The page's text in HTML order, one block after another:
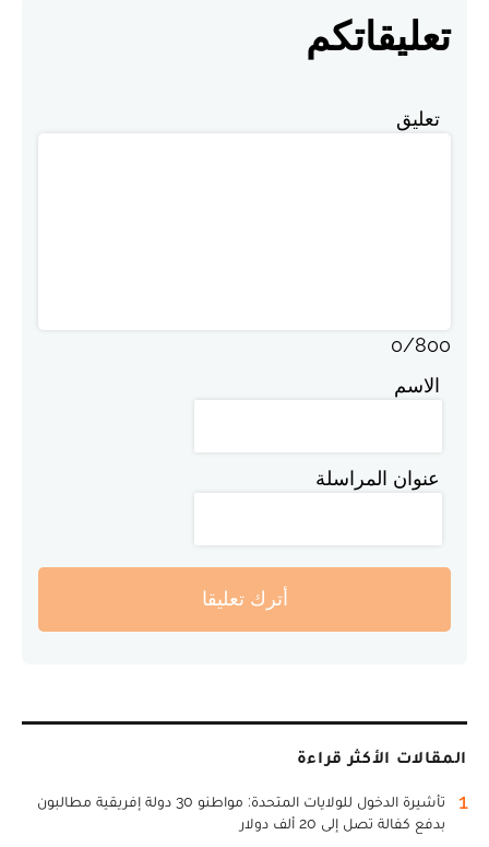
تعليقاتكم
تعليق
0/800
الاسم
عنوان المراسلة
أترك تعليقا
المقالات الأكثر قراءة
1
تأشيرة الدخول للولايات المتحدة: مواطنو 30 دولة إفريقية مطالبون
بدفع كفالة تصل إلى 20 ألف دولار